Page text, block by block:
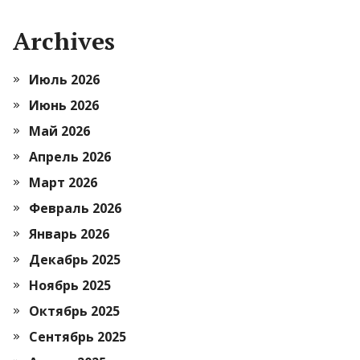
Archives
Июль 2026
Июнь 2026
Май 2026
Апрель 2026
Март 2026
Февраль 2026
Январь 2026
Декабрь 2025
Ноябрь 2025
Октябрь 2025
Сентябрь 2025